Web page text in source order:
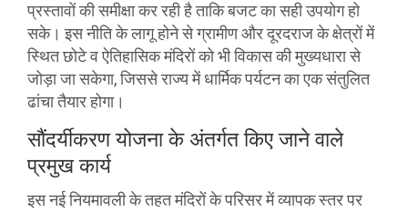
प्रस्तावों की समीक्षा कर रही है ताकि बजट का सही उपयोग हो
सके। इस नीति के लागू होने से ग्रामीण और दूरदराज के क्षेत्रों में
स्थित छोटे व ऐतिहासिक मंदिरों को भी विकास की मुख्यधारा से
जोड़ा जा सकेगा, जिससे राज्य में धार्मिक पर्यटन का एक संतुलित
ढांचा तैयार होगा।
सौंदर्यीकरण योजना के अंतर्गत किए जाने वाले
प्रमुख कार्य
इस नई नियमावली के तहत मंदिरों के परिसर में व्यापक स्तर पर